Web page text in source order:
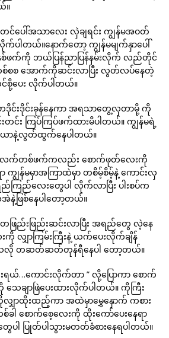
။
ပေါ်အသာလေး လှဲချရင်း ကျွန်မအဝတ်
ါတယ်။နောက်တော့ ကျွန်မမျက်နှာပေါ်
စ်ဖက်ကို ဘယ်ပြန်ညာပြန်နမ်းလိုက် လည်တိုင်
စစ အောက်ကိုဆင်းလာပြီး လွတ်လပ်နေတဲ့
စို့ပေး လိုက်ပါတယ်။
င်းဒိုင်းခုန်နေကာ အရသာတွေ့လှတာမို့ ကို
င်း ကြပ်ကြပ်ဖက်ထားမိပါတယ်။ ကျွန်မရဲ့
ယာနဲ့လွတ်ထွက်နေပါတယ်။
း လက်တစ်ဖက်ကလည်း စောက်ဖုတ်လေးကို
ကျွန်မမှာအကြာထဲမှာ တစိမ့်စိမ့်နဲ့ ကောင်းလှ
ြည်လေးတွေပါ လိုက်လာပြီး ပါးစပ်က
ဖြစ်နေပါတော့တယ်။
ြည်းဖြည်းဆင်းလာပြီး အရည်တွေ လဲ့နေ
လျှာကြမ်းကြီးနဲ့ ယက်ပေးလိုက်ချိန်
သလို တဆတ်ဆတ်တုန်ရီနေပါ တော့တယ်။
ရယ်…ကောင်းလိုက်တာ ” လို့ပြောကာ စောက်
ေချာဖြဲပေးထားလိုက်ပါတယ်။ ကိုကြီး
ျှာထိုးထည့်ကာ အထဲမှာမွှေနှောက် ကစား
ခါ စောက်စေ့လေးကို ထိုးကော်ပေးနေရာ
ါ ပြုတ်ပါသွားမတတ်ခံစားနေရပါတယ်။